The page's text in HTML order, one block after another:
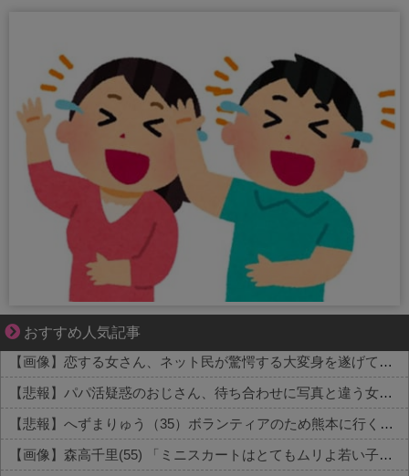
おすすめ人気記事
成長の先で気づいた想い、不器用な大人の恋
【画像】恋する女さん、ネット民が驚愕する大変身を遂げてしまう←コレは凄過ぎるw w w w w w w w
【悲報】パパ活疑惑のおじさん、待ち合わせに写真と違う女が来たので逃げようとするも眼鏡を奪われ可哀想なことになっているところを激写されてしまう…
【悲報】へずまりゅう（35）ボランティアのため熊本に行くも体調不良で病院に行く
【画像】森高千里(55) 「ミニスカートはとてもムリよ若い子には負けるわ」←ワイらにはブッ刺さりまくってしまうw w w w w w